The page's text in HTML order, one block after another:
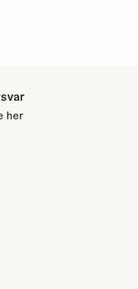
her